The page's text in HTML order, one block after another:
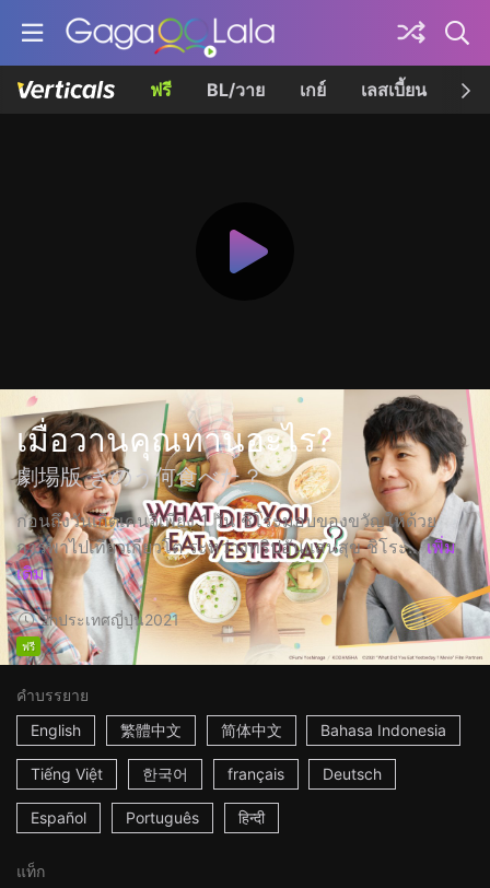
ฟรี BL/วาย เกย์ เลสเบี้ยน เค
เมื่อวานคุณทานอะไร?
劇場版 きのう何食べた？
ก่อนถึงวันเกิดเคนจิเพียง 1 วัน ชิโระมอบของขวัญให้ด้วย
การพาไปเที่ยวเกียวโต ระหว่างทริปอันแสนสุข ชิโระ... เพิ่ม
เติม
2hประเทศญี่ปุ่น2021
ฟรี
คำบรรยาย
English
繁體中文 简体中文 Bahasa Indonesia
Tiếng Việt 한국어 français Deutsch
Español Português हिन्दी
แท็ก